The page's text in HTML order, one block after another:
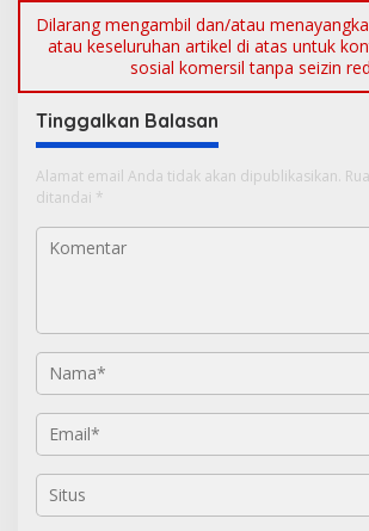
Dilarang mengambil dan/atau
atau keseluruhan artikel di atas untuk
sosial komersil tanpa seizin
Tinggalkan Balasan
Alamat email Anda tidak akan dipublikasikan.
ditandai *